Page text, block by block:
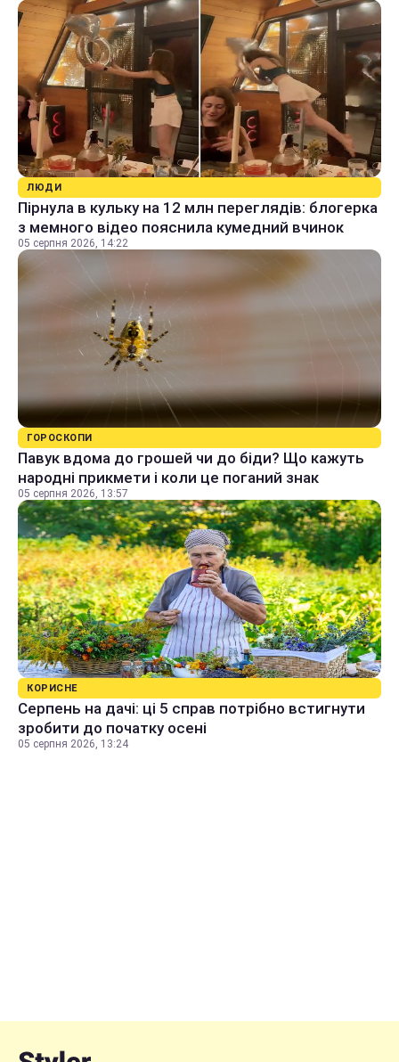
ЛЮДИ
Пірнула в кульку на 12 млн переглядів: блогерка
з мемного відео пояснила кумедний вчинок
05 серпня 2026, 14:22
ГОРОСКОПИ
Павук вдома до грошей чи до біди? Що кажуть
народні прикмети і коли це поганий знак
05 серпня 2026, 13:57
КОРИСНЕ
Серпень на дачі: ці 5 справ потрібно встигнути
зробити до початку осені
05 серпня 2026, 13:24